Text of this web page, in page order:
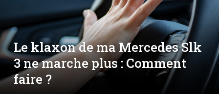
Le klaxon de ma Mercedes Slk
3 ne marche plus : Comment
faire ?